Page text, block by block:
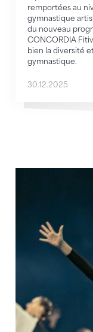
remportées au
gymnastique
du nouveau
CONCORDIA
bien la diversité
gymnastique.
30.12.2025